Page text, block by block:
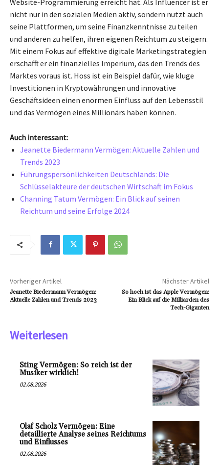
nicht nur in den sozialen Medien aktiv, sondern nutzt auch
seine Plattformen, um seine Finanzkenntnisse zu teilen
und anderen zu helfen, ihren eigenen Reichtum zu steigern.
Mit einem Fokus auf effektive digitale Marketingstrategien
erschafft er ein finanzielles Imperium, das den Trends des
Marktes voraus ist. Hoss ist ein Beispiel dafür, wie kluge
Investitionen in Kryptowährungen und innovative
Geschäftsideen einen enormen Einfluss auf den Lebensstil
und das Vermögen eines Millionärs haben können.
Auch interessant:
Jeanette Biedermann Vermögen: Aktuelle Zahlen und
Trends 2023
Führungspersönlichkeiten Deutschlands: Die
Schlüsselakteure der deutschen Wirtschaft im Fokus
Channing Tatum Vermögen: Ein Blick auf seinen
Reichtum und seine Erfolge 2024
Vorheriger Artikel
Jeanette Biedermann Vermögen:
Aktuelle Zahlen und Trends 2023
Nächster Artikel
So hoch ist das Apple Vermögen:
Ein Blick auf die Milliarden des
Tech-Giganten
Weiterlesen
Sting Vermögen: So reich ist der
Musiker wirklich!
02.08.2026
Olaf Scholz Vermögen: Eine
detaillierte Analyse seines Reichtums
und Einflusses
02.08.2026